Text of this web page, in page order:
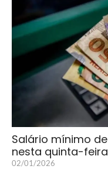
Salário mínimo de
nesta quinta-feira
02/01/2026